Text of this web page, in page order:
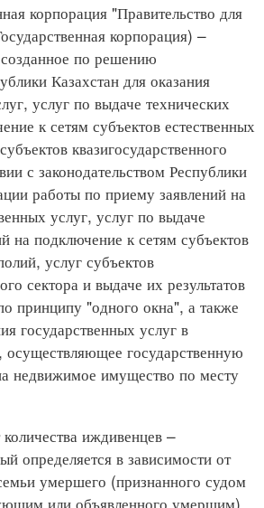
корпорация "Правительство для
корпорация) –
по решению
Казахстан для оказания
услуг по выдаче технических
к сетям субъектов естественных
квазигосударственного
с законодательством Республики
работы по приему заявлений на
услуг, услуг по выдаче
на подключение к сетям субъектов
услуг субъектов
сектора и выдаче их результатов
принципу "одного окна", а также
государственных услуг в
осуществляющее государственную
недвижимое имущество по месту
иждивенцев –
определяется в зависимости от
умершего (признанного судом
или объявленного умершим)